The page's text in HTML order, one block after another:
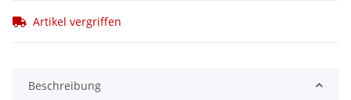
Artikel vergriffen
Beschreibung